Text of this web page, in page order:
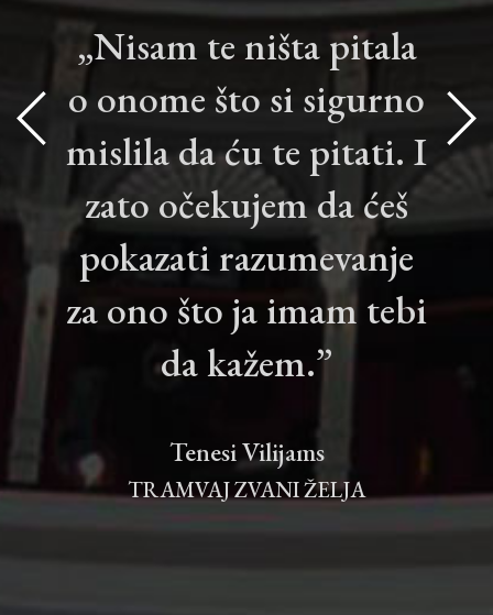
„Nisam te ništa pitala
o onome što si sigurno
mislila da ću te pitati. I
zato očekujem da ćeš
pokazati razumevanje
za ono što ja imam tebi
da kažem.”
Tenesi Vilijams
TRAMVAJ ZVANI ŽELJA